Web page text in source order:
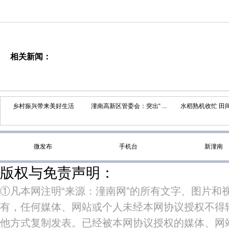
相关新闻：
乡村振兴带来美好生活 潼南高新区管委会：突出“ ... 水稻熟机收忙 田
微发布 手机台 新潼南
版权与免责声明：
①凡本网注明“来源：潼南网”的所有文字、图片和
有，任何媒体、网站或个人未经本网协议授权不
他方式复制发表。已经被本网协议授权的媒体、